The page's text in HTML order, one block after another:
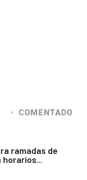
COMENTADO
ramadas de